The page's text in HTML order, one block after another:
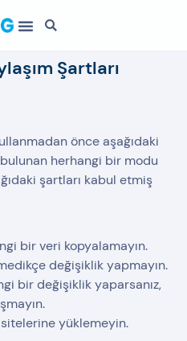
Şartları
önce aşağıdaki
herhangi bir modu
şartları kabul etmiş
bir veri kopyalamayın.
değişiklik yapmayın.
bir değişiklik yaparsanız,
yüklemeyin.